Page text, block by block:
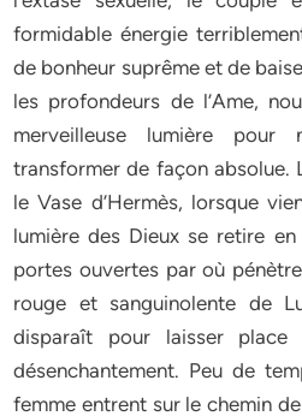
formidable énergie
de bonheur suprême et de
les profondeurs de l’Ame,
merveilleuse lumière
transformer de façon absolue.
le Vase d’Hermès, lorsque
lumière des Dieux se retire
portes ouvertes par où
rouge et sanguinolente de
disparaît pour laisser
désenchantement. Peu de
femme entrent sur le chemin